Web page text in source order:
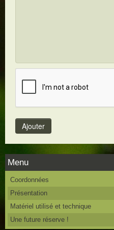
Menu
Coordonnées
Présentation
Matériel utilisé et technique
Une future réserve !